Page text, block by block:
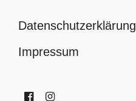
Datenschutzerklärung
Impressum